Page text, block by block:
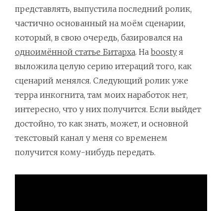
представлять, выпустила последний ролик,
частично основанный на моём сценарии,
который, в свою очередь, базировался на
одноимённой статье Битарха. На boosty я
выложила целую серию итераций того, как
сценарий менялся. Следующий ролик уже
терра инкогнита, там моих наработок нет,
интересно, что у них получится. Если выйдет
достойно, то как знать, может, и основной
текстовый канал у меня со временем
получится кому-нибудь передать.